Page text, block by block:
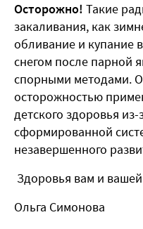
Осторожно! Такие
закаливания, как
обливание и купание
снегом после парной
спорными методами.
осторожностью
детского здоровья
сформированной
незавершенного
Здоровья вам и
Ольга Симонова